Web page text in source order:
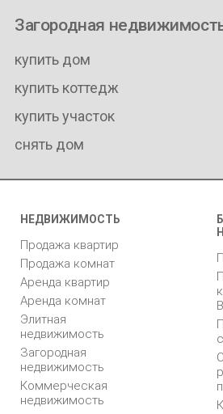
Загородная
купить дом
купить коттедж
купить участок
снять дом
НЕДВИЖИМОСТЬ
Продажа квартир
Продажа комнат
Аренда квартир
Аренда комнат
Элитная
недвижимость
Загородная
недвижимость
Коммерческая
недвижимость